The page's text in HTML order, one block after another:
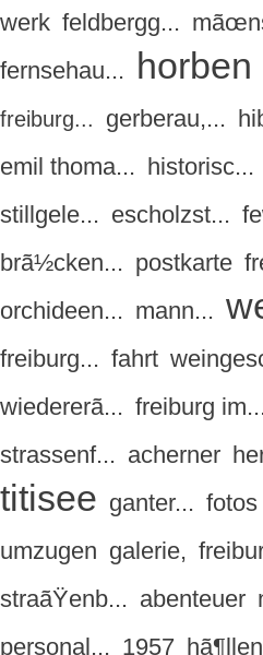
werk feldbergg...
fernsehau... horben
freiburg... gerberau,...
emil thoma... historisc...
stillgele... escholzst...
brã½cken... postkarte
orchideen... mann...
freiburg... fahrt
wiedererã... freiburg im...
strassenf... acherner
titisee ganter... fotos
umzugen galerie,
straãŸenb... abenteuer
personal... 1957